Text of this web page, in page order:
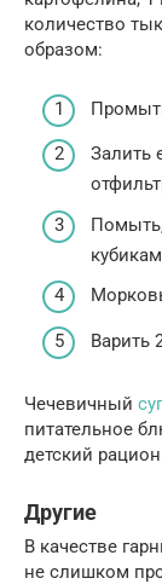
количество
образом:
Залить
Варить
Чечевичный
питательное
детский
Другие
В качестве
не слишком